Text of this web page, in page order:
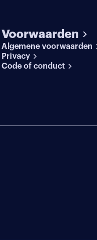
Voorwaarden
Algemene voorwaarden
Privacy
Code of conduct